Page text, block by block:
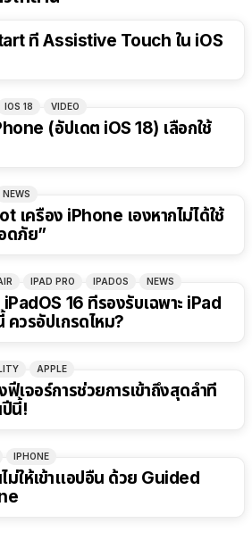
ที่ Assistive Touch ใน iOS
IOS 18 VIDEO
(อัปเดต iOS 18) เลือกใช้
NEWS
เครื่อง iPhone เองหากไม่ได้ใช้
ดภัย”
IPAD PRO IPADOS NEWS
16 ที่รองรับเฉพาะ iPad
ควรอัปเกรดไหม?
APPLE
เจอร์การช่วยการเข้าถึงสุดล้ำที่
ปีนี้!
IPHONE
ม่ให้เข้าแอปอื่น ด้วย Guided